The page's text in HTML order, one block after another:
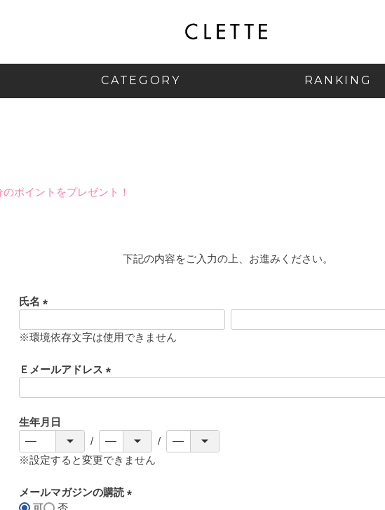
CATEGORY RANKING
ポイントをプレゼント！
下記の内容をご入力の上、お進みください。
氏名
必
)
※環境依存文字は使用できません
Ｅメールアドレス
生年月日
※設定すると変更できません
メールマガジンの購読